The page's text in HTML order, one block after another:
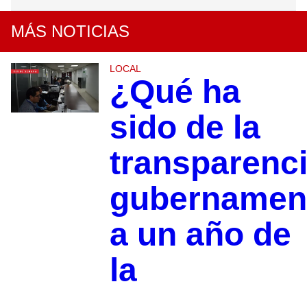
MÁS NOTICIAS
LOCAL
¿Qué ha
sido de la
a un año de
la